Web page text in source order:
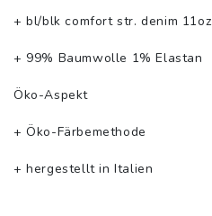
+ bl/blk comfort str. denim 11oz
+ 99% Baumwolle 1% Elastan
Öko-Aspekt
+ Öko-Färbemethode
+ hergestellt in Italien